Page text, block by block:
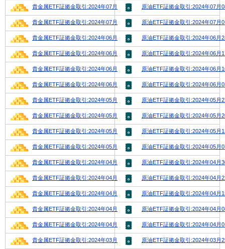
貴金属ETF証拠金取引:2024年07月08日号 原油ETF証拠金取引:2024年07月
貴金属ETF証拠金取引:2024年07月01日号 原油ETF証拠金取引:2024年07月
貴金属ETF証拠金取引:2024年06月24日号 原油ETF証拠金取引:2024年06月
貴金属ETF証拠金取引:2024年06月17日号 原油ETF証拠金取引:2024年06月
貴金属ETF証拠金取引:2024年06月10日号 原油ETF証拠金取引:2024年06月
貴金属ETF証拠金取引:2024年06月03日号 原油ETF証拠金取引:2024年06月
貴金属ETF証拠金取引:2024年05月27日号 原油ETF証拠金取引:2024年05月
貴金属ETF証拠金取引:2024年05月20日号 原油ETF証拠金取引:2024年05月
貴金属ETF証拠金取引:2024年05月13日号 原油ETF証拠金取引:2024年05月
貴金属ETF証拠金取引:2024年05月06日号 原油ETF証拠金取引:2024年05月
貴金属ETF証拠金取引:2024年04月29日号 原油ETF証拠金取引:2024年04月
貴金属ETF証拠金取引:2024年04月22日号 原油ETF証拠金取引:2024年04月
貴金属ETF証拠金取引:2024年04月15日号 原油ETF証拠金取引:2024年04月
貴金属ETF証拠金取引:2024年04月08日号 原油ETF証拠金取引:2024年04月
貴金属ETF証拠金取引:2024年04月01日号 原油ETF証拠金取引:2024年04月
貴金属ETF証拠金取引:2024年03月25日号 原油ETF証拠金取引:2024年03月